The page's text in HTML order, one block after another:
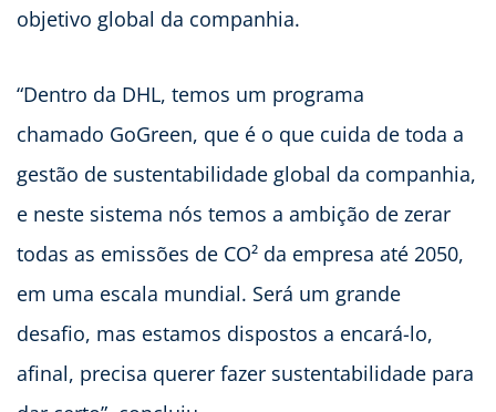
objetivo global da companhia.
“Dentro da DHL, temos um programa
chamado GoGreen, que é o que cuida de toda a
gestão de sustentabilidade global da companhia,
e neste sistema nós temos a ambição de zerar
todas as emissões de CO² da empresa até 2050,
em uma escala mundial. Será um grande
desafio, mas estamos dispostos a encará-lo,
afinal, precisa querer fazer sustentabilidade para